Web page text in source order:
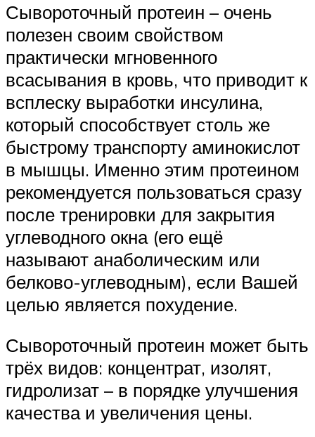
Сывороточный протеин – очень
полезен своим свойством
практически мгновенного
всасывания в кровь, что приводит к
всплеску выработки инсулина,
который способствует столь же
быстрому транспорту аминокислот
в мышцы. Именно этим протеином
рекомендуется пользоваться сразу
после тренировки для закрытия
углеводного окна (его ещё
называют анаболическим или
белково-углеводным), если Вашей
целью является похудение.
Сывороточный протеин может быть
трёх видов: концентрат, изолят,
гидролизат – в порядке улучшения
качества и увеличения цены.